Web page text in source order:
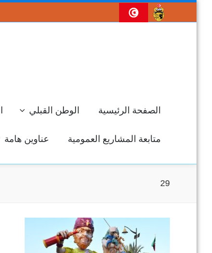
الصفحة الرئيسية الوطن القبلي
متابعة المشاريع العمومية عناوين هامة
29